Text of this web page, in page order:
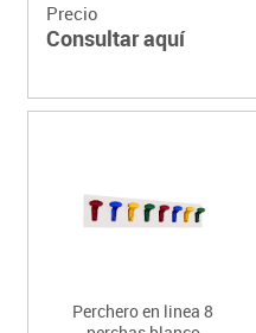
Precio
Consultar aquí
Perchero en linea 8